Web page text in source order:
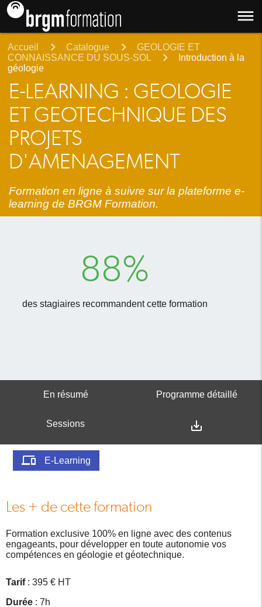
dehaze
Accueil Catalogue
GEOLOGIE ET
CONNAISSANCE DU SOUS-SOL
Introduction à la
géologie
E-LEARNING : GEOLOGIE
ET GEOTECHNIQUE DES
PROJETS
D'AMENAGEMENT
Formation en ligne à suivre sur la plateforme e-
learning de BRGM Formation.
88%
des stagiaires recommandent cette formation
En résumé Programme détaillé
Sessions save_alt
devices E-Learning
Les + de cette formation
Formation exclusive 100% en ligne avec des contenus
engageants, pour développer en toute autonomie vos
compétences en géologie et géotechnique.
Tarif: 395 € HT
Durée : 7h